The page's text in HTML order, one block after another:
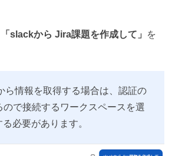
「slackから Jira課題を作成して」 を
ら情報を取得する場合は、認証の
ので接続するワークスペースを選
必要があります。